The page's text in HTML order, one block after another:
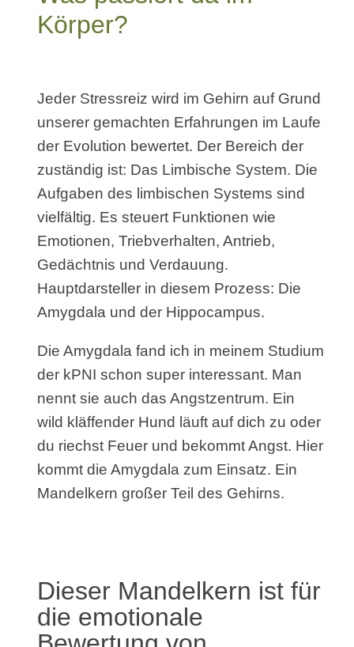
Körper?
Jeder Stressreiz wird im Gehirn auf Grund
unserer gemachten Erfahrungen im Laufe
der Evolution bewertet. Der Bereich der
zuständig ist: Das Limbische System. Die
Aufgaben des limbischen Systems sind
vielfältig. Es steuert Funktionen wie
Emotionen, Triebverhalten, Antrieb,
Gedächtnis und Verdauung.
Hauptdarsteller in diesem Prozess: Die
Amygdala und der Hippocampus.
Die Amygdala fand ich in meinem Studium
der kPNI schon super interessant. Man
nennt sie auch das Angstzentrum. Ein
wild kläffender Hund läuft auf dich zu oder
du riechst Feuer und bekommt Angst. Hier
kommt die Amygdala zum Einsatz. Ein
Mandelkern großer Teil des Gehirns.
Dieser Mandelkern ist für
die emotionale